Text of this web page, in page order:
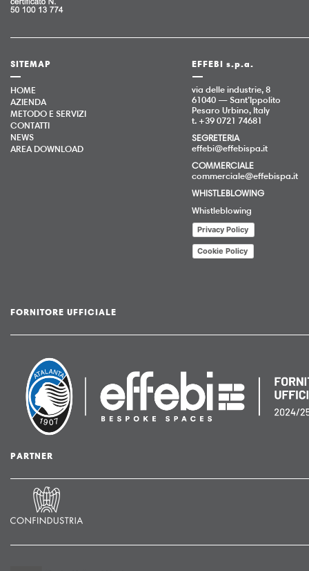
SITEMAP
HOME
AZIENDA
METODO E SERVIZI
CONTATTI
NEWS
AREA DOWNLOAD
EFFEBI s.p.a.
via delle industrie, 8
61040 — Sant’Ippolito
Pesaro Urbino, Italy
t. +39 0721 74681
SEGRETERIA
effebi@effebispa.it
COMMERCIALE
commerciale@effebispa.it
WHISTLEBLOWING
Whistleblowing
Privacy Policy
Cookie Policy
FORNITORE UFFICIALE
PARTNER